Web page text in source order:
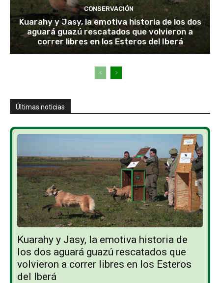
CONSERVACIÓN
Kuarahy y Jasy, la emotiva historia de los dos
aguará guazú rescatados que volvieron a
correr libres en los Esteros del Iberá
Últimas noticias
Kuarahy y Jasy, la emotiva historia de
los dos aguará guazú rescatados que
volvieron a correr libres en los Esteros
del Iberá